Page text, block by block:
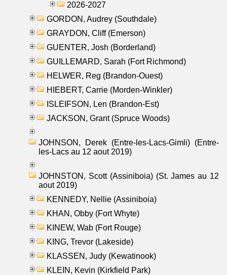
2026-2027
GORDON, Audrey (Southdale)
GRAYDON, Cliff (Emerson)
GUENTER, Josh (Borderland)
GUILLEMARD, Sarah (Fort Richmond)
HELWER, Reg (Brandon-Ouest)
HIEBERT, Carrie (Morden-Winkler)
ISLEIFSON, Len (Brandon-Est)
JACKSON, Grant (Spruce Woods)
JOHNSON, Derek (Entre-les-Lacs-Gimli) (Entre-
les-Lacs au 12 aout 2019)
JOHNSTON, Scott (Assiniboia) (St. James au 12
aout 2019)
KENNEDY, Nellie (Assiniboia)
KHAN, Obby (Fort Whyte)
KINEW, Wab (Fort Rouge)
KING, Trevor (Lakeside)
KLASSEN, Judy (Kewatinook)
KLEIN, Kevin (Kirkfield Park)